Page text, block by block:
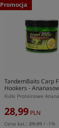
Promocja
TandemBaits Carp
Hookers -
Kulki Proteinowe
28,99 PLN
Cena kat.: 29,39 / -1%